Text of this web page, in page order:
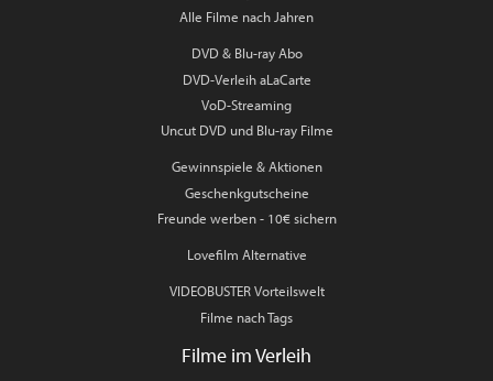
Alle Filme nach Jahren
DVD & Blu-ray Abo
DVD-Verleih aLaCarte
VoD-Streaming
Uncut DVD und Blu-ray Filme
Gewinnspiele & Aktionen
Geschenkgutscheine
Freunde werben - 10€ sichern
Lovefilm Alternative
VIDEOBUSTER Vorteilswelt
Filme nach Tags
Filme im Verleih